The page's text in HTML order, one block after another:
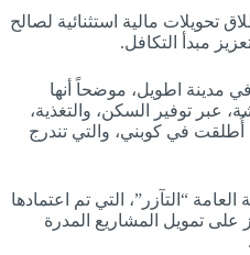
تحويلات مالية استثنائية لصالح
مبدأ التكافل.
مدينة اطويل، موضحاً أنها
عبر توفير السكن، والتغذية،
أُطلقت في كوبني، والتي تندرج
“التآزر”، التي تم اعتمادها
ترتكز على تمويل المشاريع المدرة